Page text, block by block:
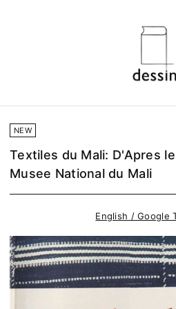
NEW
Textiles du Mali: D'Apres
Musee National du Mali
English / Google